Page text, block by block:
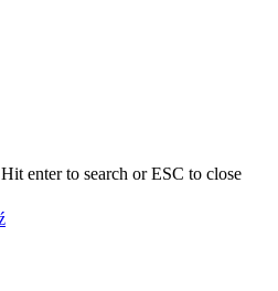
Hit enter to search or ESC to close